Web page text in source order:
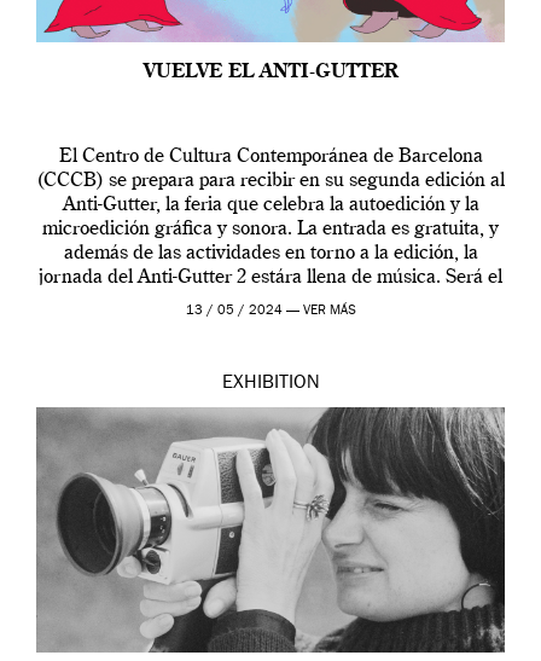
VUELVE EL ANTI-GUTTER
El Centro de Cultura Contemporánea de Barcelona
(CCCB) se prepara para recibir en su segunda edición al
Anti-Gutter, la feria que celebra la autoedición y la
microedición gráfica y sonora. La entrada es gratuita, y
además de las actividades en torno a la edición, la
jornada del Anti-Gutter 2 estára llena de música. Será el
[…]
13 / 05 / 2024 — VER MÁS
EXHIBITION